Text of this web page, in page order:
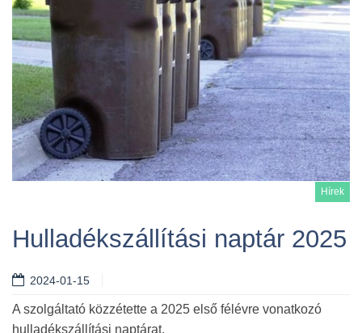
Hírek
Hulladékszállítási naptár 2025
2024-01-15
A szolgáltató közzétette a 2025 első félévre vonatkozó
hulladékszállítási naptárat.